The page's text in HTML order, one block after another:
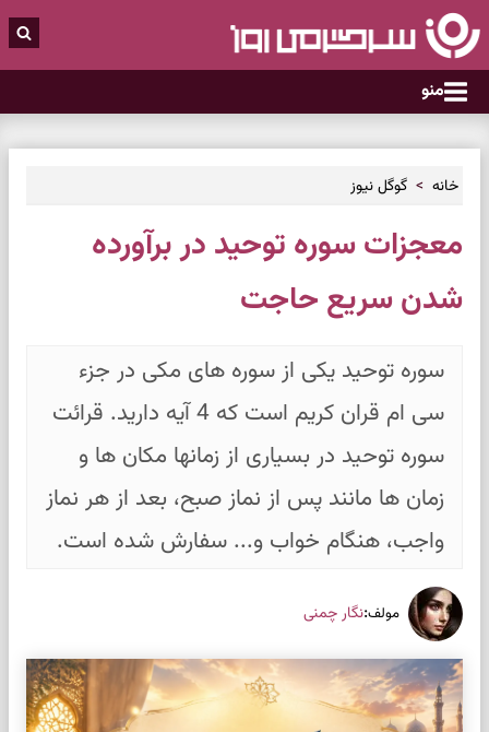
منو
خانه گوگل نیوز
معجزات سوره توحید در برآورده
شدن سریع حاجت
سوره توحید یکی از سوره های مکی در جزء
سی ام قران کریم است که 4 آیه دارید. قرائت
سوره توحید در بسیاری از زمانها مکان ها و
زمان ها مانند پس از نماز صبح، بعد از هر نماز
واجب، هنگام خواب و... سفارش شده است.
مولف:نگار چمنی